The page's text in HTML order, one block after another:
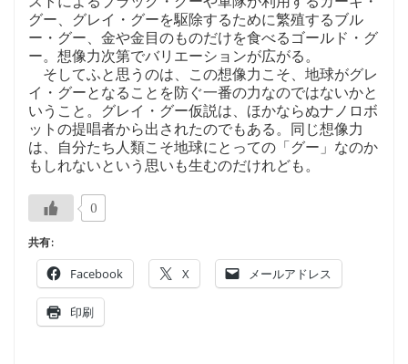
グー、グレイ・グーを駆除するために繁殖するブル
ー・グー、金や金目のものだけを食べるゴールド・グ
ー。想像力次第でバリエーションが広がる。
そしてふと思うのは、この想像力こそ、地球がグレ
イ・グーとなることを防ぐ一番の力なのではないかと
いうこと。グレイ・グー仮説は、ほかならぬナノロボ
ットの提唱者から出されたのでもある。同じ想像力
は、自分たち人類こそ地球にとっての「グー」なのか
もしれないという思いも生むのだけれども。
0
共有:
Facebook X メールアドレス
印刷